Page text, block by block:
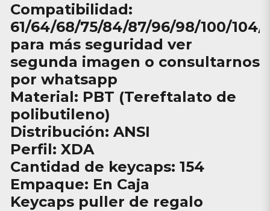
Compatibilidad:
61/64/68/75/84/87/96/98/100/104/
para más seguridad ver
segunda imagen o consultarnos
por whatsapp
Material: PBT (Tereftalato de
polibutileno)
Distribución: ANSI
Perfil: XDA
Cantidad de keycaps: 154
Empaque: En Caja
Keycaps puller de regalo